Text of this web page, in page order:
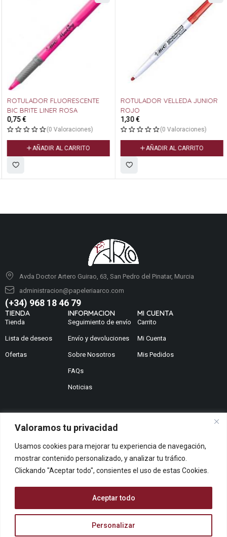
Valoramos tu privacidad
Usamos cookies para mejorar tu experiencia de navegación,
mostrar contenido personalizado, y analizar tu tráfico.
Clickando "Aceptar todo", consientes el uso de estas Cookies.
Personalizar
Aceptar todo
ROTULADOR FLUORESCENTE
BIC BRITE LINER ROSA
0,75€
(0 Valoraciones)
AÑADIR AL CARRITO
ROTULADOR VELLEDA JUNIOR
ROJO
1,30€
(0 Valoraciones)
AÑADIR AL CARRITO
Avda Doctor Artero Guirao, 63, San Pedro del Pinatar, Murcia
administracion@papeleriaarco.com
(+34) 968 18 46 79
TIENDA
Tienda
Lista de deseos
Ofertas
INFORMACION
Seguimiento de envío
Envío y devoluciones
Sobre Nosotros
FAQs
Noticias
MI CUENTA
Carrito
Mi Cuenta
Mis Pedidos
¿Te podemos ayudar?
Queremos saber tu opinión